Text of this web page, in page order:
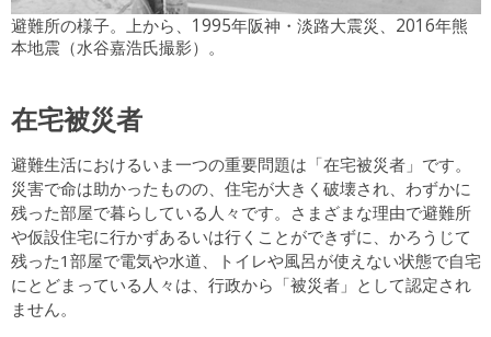
避難所の様子。上から、1995年阪神・淡路大震災、2016年熊
本地震（水谷嘉浩氏撮影）。
在宅被災者
避難生活におけるいま一つの重要問題は「在宅被災者」です。
災害で命は助かったものの、住宅が大きく破壊され、わずかに
残った部屋で暮らしている人々です。さまざまな理由で避難所
や仮設住宅に行かずあるいは行くことができずに、かろうじて
残った1部屋で電気や水道、トイレや風呂が使えない状態で自宅
にとどまっている人々は、行政から「被災者」として認定され
ません。